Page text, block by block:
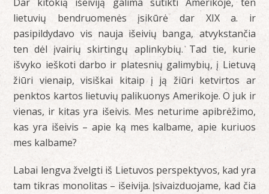
lietuvių bendruomenės įsikūrė dar XIX a. ir
pasipildydavo vis nauja išeivių banga, atvykstančia
ten dėl įvairių skirtingų aplinkybių. Tad tie, kurie
išvyko ieškoti darbo ir platesnių galimybių, į Lietuvą
žiūri vienaip, visiškai kitaip į ją žiūri ketvirtos ar
penktos kartos lietuvių palikuonys Amerikoje. O juk ir
vienas, ir kitas yra išeivis. Mes neturime apibrėžimo,
kas yra išeivis – apie ką mes kalbame, apie kuriuos
mes kalbame?
Labai lengva žvelgti iš Lietuvos perspektyvos, kad yra
tam tikras monolitas – išeivija. Įsivaizduojame, kad čia